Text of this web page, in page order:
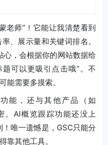
老师”！它能让我清楚看到
、展示量和关键词排名。
，会根据你的网站数据给
可以更吸引点击哦”。不
能需要多摸索。
能，还与其他产品（如
。AI概览跟踪功能还没上
唯一遗憾是，GSC只能分
靠其他工具。